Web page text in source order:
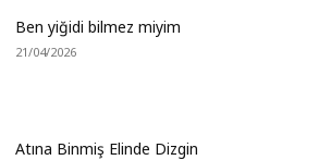
Ben yiğidi bilmez miyim
21/04/2026
Atına Binmiş Elinde Dizgin